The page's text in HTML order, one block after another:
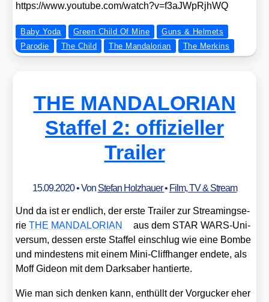
https://​www​.you​tube​.com/​w​a​t​c​h​?​v​=​f​3​a​J​W​p​R​j​hWQ
Baby Yoda Green Child Of Mine
Guns & Helmets
Parodie
The Child The Mandalorian The Merkins
THE MANDALORIAN
Staffel 2: offizieller
Trailer
15.09.2020• Von Stefan Holzhauer• Film, TV & Stream
Und da ist er end­lich, der ers­te Trai­ler zur Strea­ming­se­
rieTHE MANDALORIAN
aus dem STAR WARS-Uni­
ver­sum, des­sen ers­te Staf­fel ein­schlug wie eine Bom­be
und min­des­tens mit einem Mini-Cliff­han­ger ende­te, als
Moff Gideon mit dem Dark­s­aber han­tier­te.
Wie man sich den­ken kann, ent­hüllt der Vor­gu­cker eher